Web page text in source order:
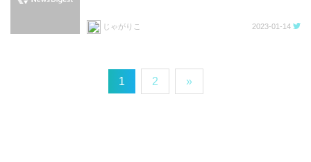
じゃがりこ 2023-01-14
1 2 »